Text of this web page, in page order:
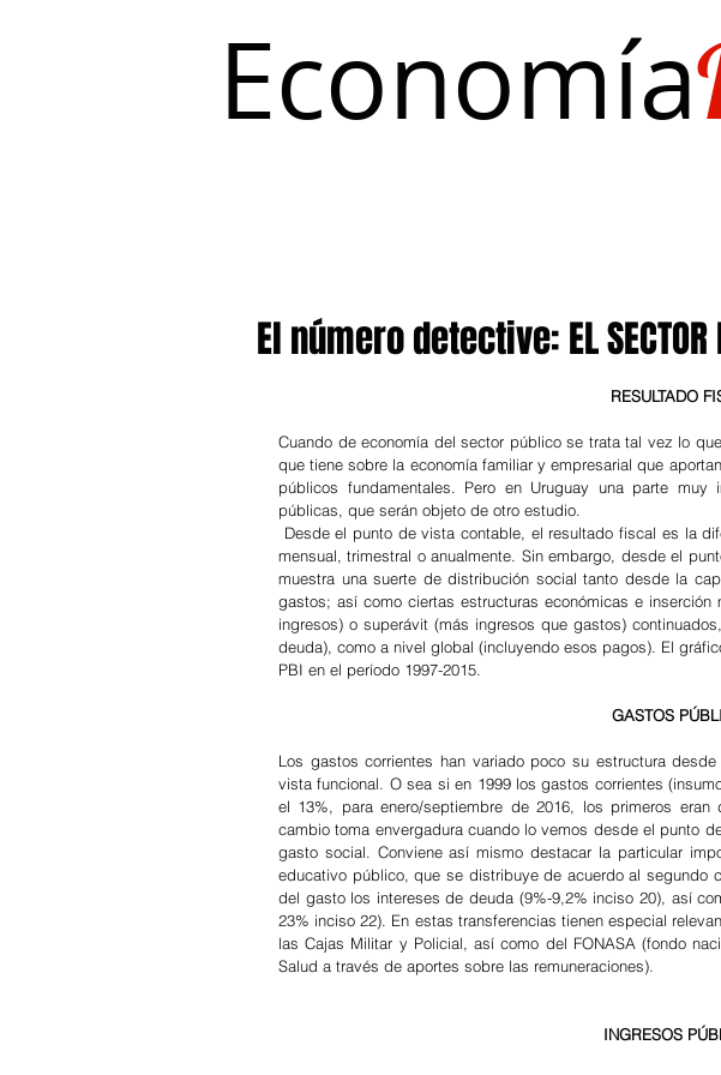
Economía
El número detective: EL SECTOR
RESULTADO
Cuando de economía del sector público se trata tal vez lo
que tiene sobre la economía familiar y empresarial que
públicos fundamentales. Pero en Uruguay una parte
públicas, que serán objeto de otro estudio.
mensual, trimestral o anualmente. Sin embargo, desde el
muestra una suerte de distribución social tanto desde la
gastos; así como ciertas estructuras económicas e
ingresos) o superávit (más ingresos que gastos)
deuda), como a nivel global (incluyendo esos pagos). El
PBI en el período 1997-2015.
GASTOS
Los gastos corrientes han variado poco su estructura
vista funcional. O sea si en 1999 los gastos corrientes
el 13%, para enero/septiembre de 2016, los primeros
cambio toma envergadura cuando lo vemos desde el punto
gasto social. Conviene así mismo destacar la particular
educativo público, que se distribuye de acuerdo al segundo
del gasto los intereses de deuda (9%-9,2% inciso 20), así
23% inciso 22). En estas transferencias tienen especial
las Cajas Militar y Policial, así como del FONASA (fondo
Salud a través de aportes sobre las remuneraciones).
INGRESOS